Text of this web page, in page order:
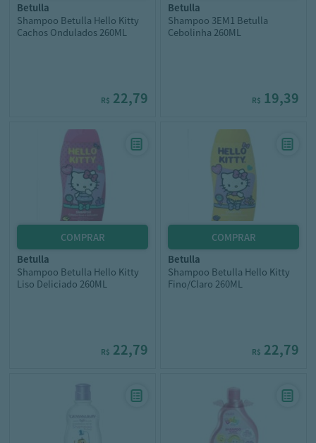
betulla
Shampoo Betulla Hello Kitty
Cachos Ondulados 260ML
R$ 22,79
betulla
Shampoo 3EM1 Betulla
Cebolinha 260ML
R$ 19,39
betulla
Shampoo Betulla Hello Kitty
Liso Deliciado 260ML
R$ 22,79
betulla
Shampoo Betulla Hello Kitty
Fino/Claro 260ML
R$ 22,79